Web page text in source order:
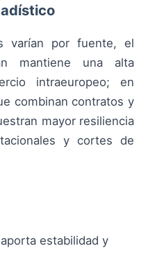
varían por fuente, el
mantiene una alta
intraeuropeo; en
combinan contratos y
mayor resiliencia
y cortes de
estabilidad y